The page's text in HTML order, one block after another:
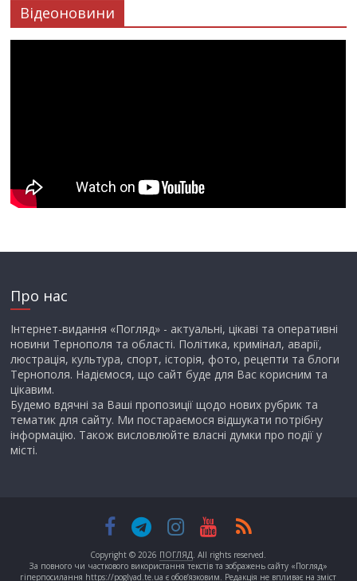
Відеоновини
Про нас
Інтернет-видання «Погляд» - актуальні, цікаві та оперативні
новини Тернополя та області. Політика, кримінал, аварії,
люстрація, культура, спорт, історія, фото, рецепти та блоги
Тернополя. Надіємося, що сайт буде для Вас корисним та
цікавим.
Будемо вдячні за Ваші пропозиції щодо нових рубрик та
тематик для сайту. Ми постараємося відшукати потрібну
інформацію. Також висловлюйте власні думки про події у
місті.
Copyright © 2026 ПОГЛЯД. All rights reserved.
За повного чи часткового використання текстів та зображень сайту «Погляд»
гіперпосилання https://poglyad.te.ua є обов’язковим. Редакція не впливає на зміст